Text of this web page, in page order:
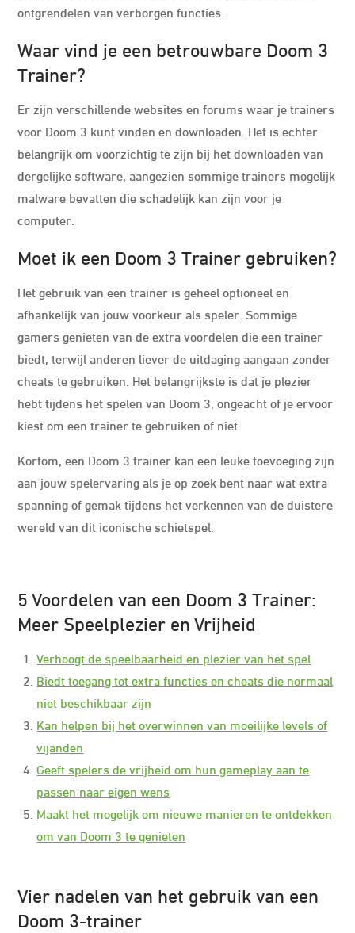
ontgrendelen van verborgen functies.
Waar vind je een betrouwbare Doom 3
Trainer?
Er zijn verschillende websites en forums waar je trainers
voor Doom 3 kunt vinden en downloaden. Het is echter
belangrijk om voorzichtig te zijn bij het downloaden van
dergelijke software, aangezien sommige trainers mogelijk
malware bevatten die schadelijk kan zijn voor je
computer.
Moet ik een Doom 3 Trainer gebruiken?
Het gebruik van een trainer is geheel optioneel en
afhankelijk van jouw voorkeur als speler. Sommige
gamers genieten van de extra voordelen die een trainer
biedt, terwijl anderen liever de uitdaging aangaan zonder
cheats te gebruiken. Het belangrijkste is dat je plezier
hebt tijdens het spelen van Doom 3, ongeacht of je ervoor
kiest om een trainer te gebruiken of niet.
Kortom, een Doom 3 trainer kan een leuke toevoeging zijn
aan jouw spelervaring als je op zoek bent naar wat extra
spanning of gemak tijdens het verkennen van de duistere
wereld van dit iconische schietspel.
5 Voordelen van een Doom 3 Trainer:
Meer Speelplezier en Vrijheid
Verhoogt de speelbaarheid en plezier van het spel
Biedt toegang tot extra functies en cheats die normaal
niet beschikbaar zijn
Kan helpen bij het overwinnen van moeilijke levels of
vijanden
Geeft spelers de vrijheid om hun gameplay aan te
passen naar eigen wens
Maakt het mogelijk om nieuwe manieren te ontdekken
om van Doom 3 te genieten
Vier nadelen van het gebruik van een
Doom 3-trainer